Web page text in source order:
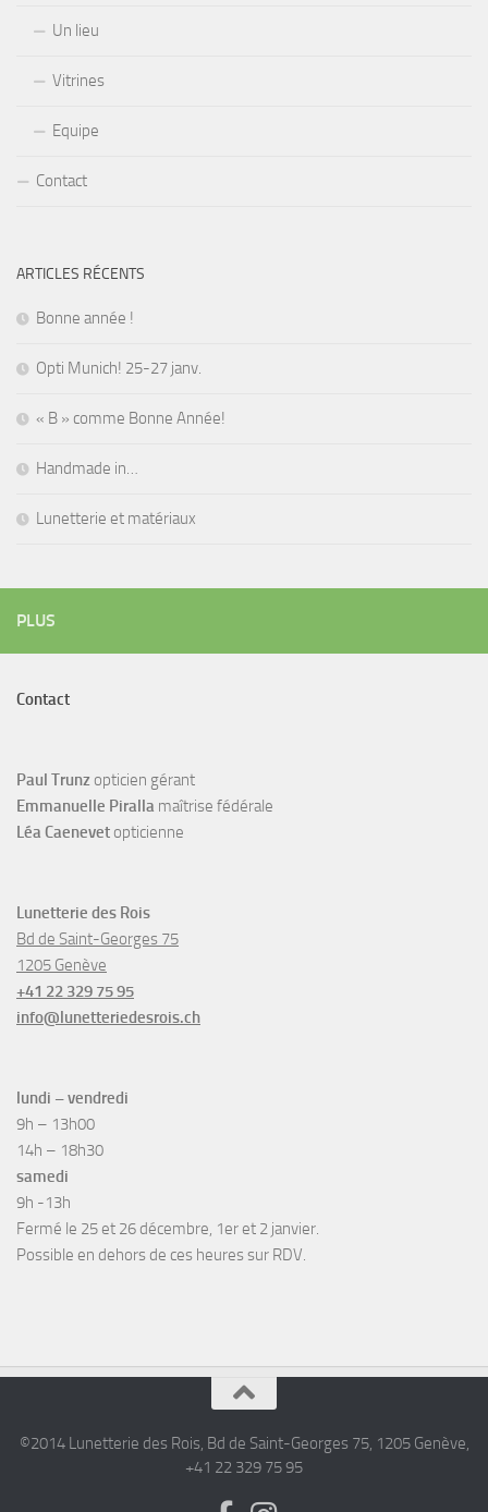
Un lieu
Vitrines
Equipe
Contact
ARTICLES RÉCENTS
Bonne année !
Opti Munich! 25-27 janv.
« B » comme Bonne Année!
Handmade in…
Lunetterie et matériaux
PLUS
Contact
Paul Trunz opticien gérant
Emmanuelle Piralla maîtrise fédérale
Léa Caenevet opticienne
Lunetterie des Rois
Bd de Saint-Georges 75
1205 Genève
+41 22 329 75 95
info@lunetteriedesrois.ch
lundi – vendredi
9h – 13h00
14h – 18h30
samedi
9h -13h
Fermé le 25 et 26 décembre, 1er et 2 janvier.
Possible en dehors de ces heures sur RDV.
©2014 Lunetterie des Rois, Bd de Saint-Georges 75, 1205 Genève,
+41 22 329 75 95‎